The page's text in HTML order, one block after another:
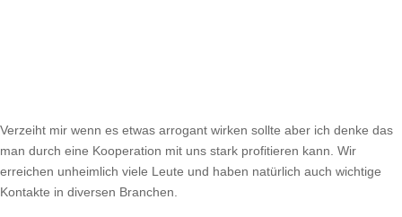
Verzeiht mir wenn es etwas arrogant wirken sollte aber ich denke das
man durch eine Kooperation mit uns stark profitieren kann. Wir
erreichen unheimlich viele Leute und haben natürlich auch wichtige
Kontakte in diversen Branchen.